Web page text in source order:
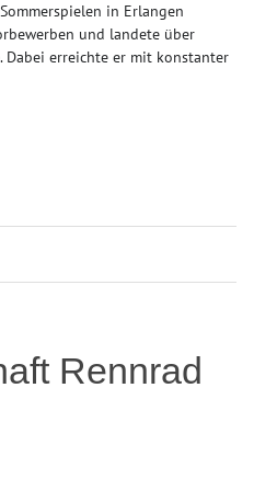
in Erlangen
und landete über
Dabei erreichte er mit konstanter
Rennrad